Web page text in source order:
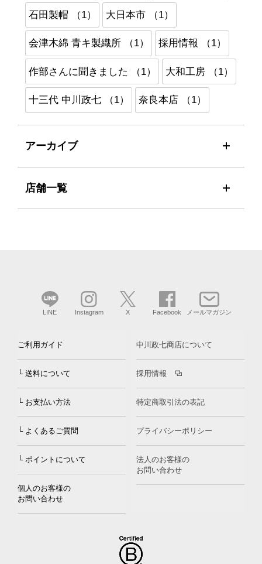
石田製帽 （1） 大日本市 （1）
会津木綿 青キ製織所 （1） 採用情報 （1）
作部さんに聞きました （1） 大和工房 （1）
十三代 中川政七 （1） 奈良本店 （1）
アーカイブ
店舗一覧
LINE Instagram X Facebook メールマガジン
ご利用ガイド
└ 送料について
└ お支払い方法
└ よくあるご質問
└ ポイントについて
個人のお客様の
お問い合わせ
中川政七商店について
採用情報
特定商取引法の表記
プライバシーポリシー
法人のお客様の
お問い合わせ